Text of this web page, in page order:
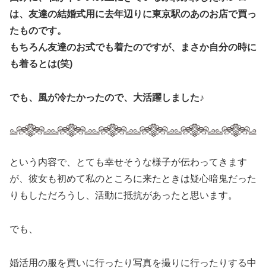
は、友達の結婚式用に去年辺りに東京駅のあのお店で買っ
たものです。
もちろん友達のお式でも着たのですが、まさか自分の時に
も着るとは(笑)
でも、風が冷たかったので、大活躍しました♪
という内容で、とても幸せそうな様子が伝わってきます
が、彼女も初めて私のところに来たときは疑心暗鬼だった
りもしただろうし、活動に抵抗があったと思います。
でも、
婚活用の服を買いに行ったり写真を撮りに行ったりする中